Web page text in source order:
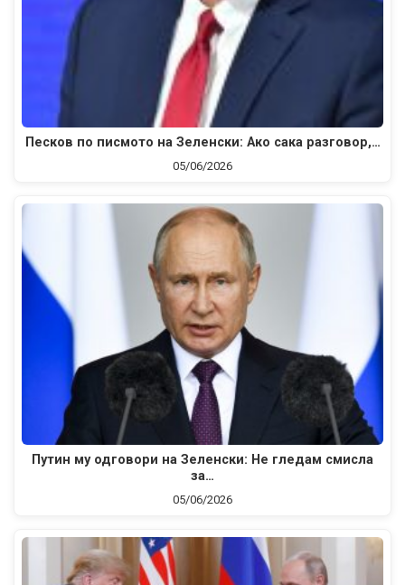
Песков по писмото на Зеленски: Ако сака разговор,…
05/06/2026
Путин му одговори на Зеленски: Не гледам смисла
за…
05/06/2026